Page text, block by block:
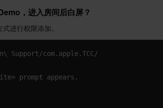
，进入房间后白屏？
进行权限添加。
Support/com.apple.TCC/
prompt appears.